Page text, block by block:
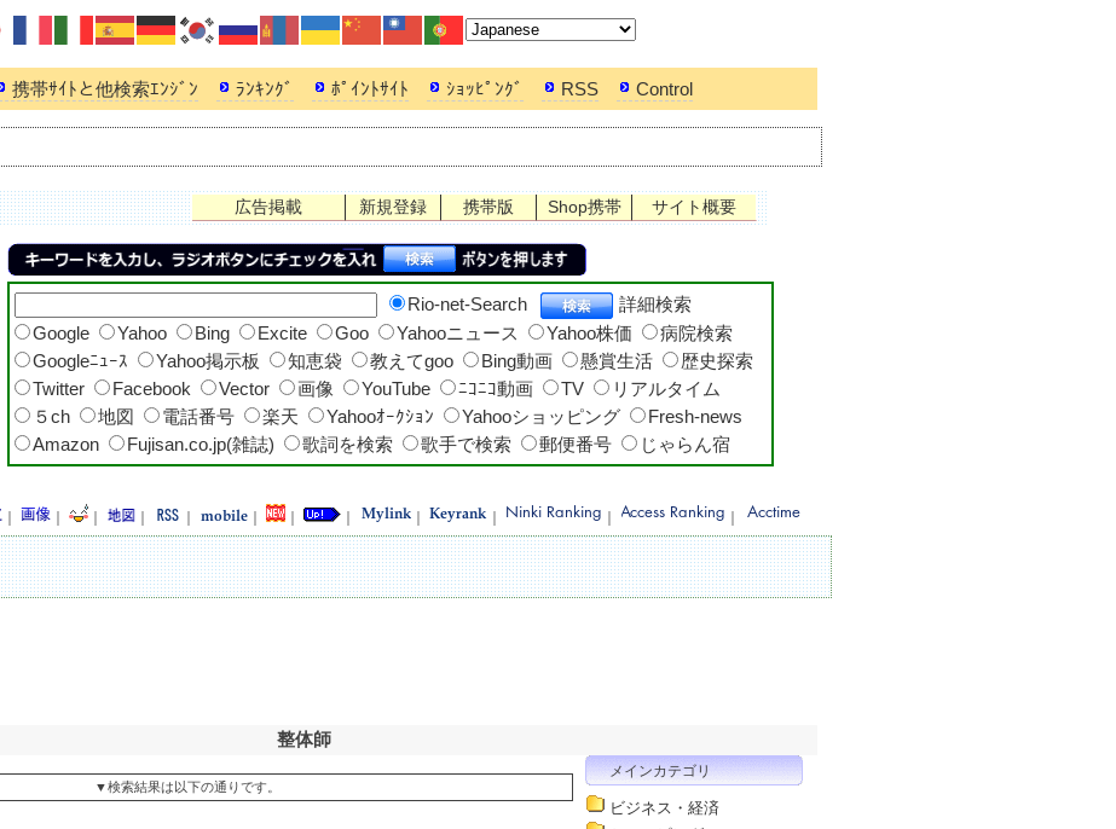
携帯ｻｲﾄと他検索ｴﾝｼﾞﾝ ﾗﾝｷﾝｸﾞ ﾎﾟｲﾝﾄｻｲﾄ ｼｮｯﾋﾟﾝｸﾞ RSS Control
サイト概要
Shop携帯
携帯版
新規登録
広告掲載
Rio-net-Search
詳細検索
Google
Yahoo Bing Excite Goo Yahooニュース Yahoo株価
病院検索
Googleﾆｭｰｽ
Yahoo掲示板 知恵袋 教えてgoo Bing動画 懸賞生活
歴史探索
Twitter
Facebook Vector 画像 YouTube ﾆｺﾆｺ動画 TV
リアルタイム
５ch
地図 電話番号 楽天 Yahooｵｰｸｼｮﾝ Yahooショッピング
Fresh-news
Amazon
Fujisan.co.jp(雑誌) 歌詞を検索 歌手で検索 郵便番号 じゃらん宿
｜ ｜ ｜ ｜ ｜ ｜ ｜
整体師
▼検索結果は以下の通りです。
メインカテゴリ
ビジネス・経済